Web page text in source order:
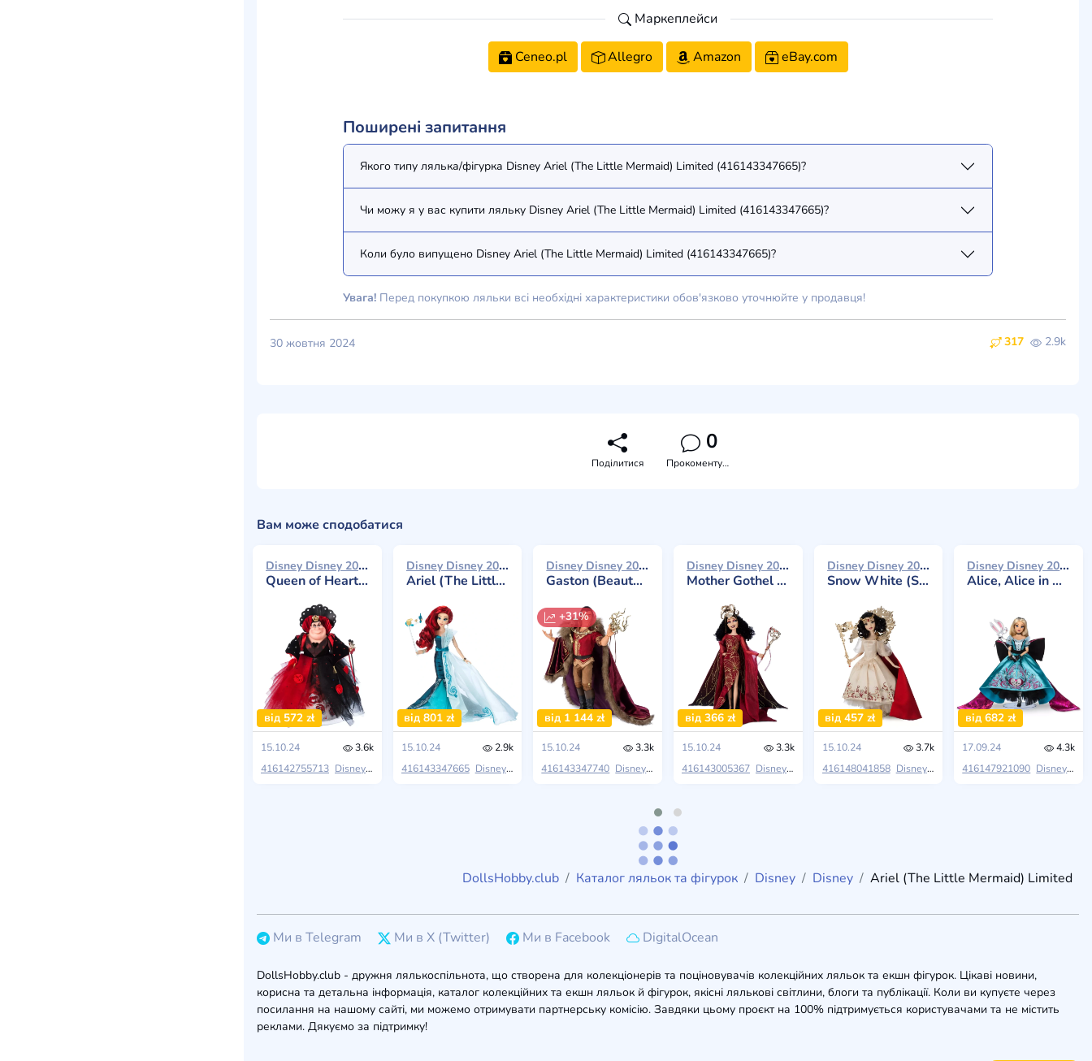
Маркеплейси
Ceneo.pl Allegro Amazon eBay.com
Поширені запитання
Якого типу лялька/фігурка Disney Ariel (The Little Mermaid) Limited (416143347665)?
Чи можу я у вас купити ляльку Disney Ariel (The Little Mermaid) Limited (416143347665)?
Коли було випущено Disney Ariel (The Little Mermaid) Limited (416143347665)?
Увага! Перед покупкою ляльки всі необхідні характеристики обов'язково уточнюйте у продавця!
317 2.9k
30 жовтня 2024
Поділитися
0
Прокоментувати
Вам може сподобатися
Disney Disney 2024
Queen of Hearts (Alice in Wonderland) Limited
від 572 zł
15.10.24
3.6k
416142755713 Disney Disney Midnight Masquerade
Disney Disney 2024
Ariel (The Little Mermaid) Limited
від 801 zł
15.10.24
2.9k
416143347665 Disney Disney Midnight Masquerade
Disney Disney 2024
Gaston (Beauty and the Beast) Limited
+31%
від 1 144 zł
15.10.24
3.3k
416143347740 Disney Disney Midnight Masquerade
Disney Disney 2024
Mother Gothel (Tangled) Limited
від 366 zł
15.10.24
3.3k
416143005367 Disney Disney Midnight Masquerade
Disney Disney 2024
Snow White (Snow White and the Seven Dwarfs) Limited
від 457 zł
15.10.24
3.7k
416148041858 Disney Disney Midnight Masquerade
Disney Disney 2024
Alice, Alice in Wonderland (Limited Edition)
від 682 zł
17.09.24
4.3k
416147921090 Disney
DollsHobby.club Каталог ляльок та фігурок Disney Disney Ariel (The Little Mermaid) Limited
Ми в Telegram Ми в X (Twitter) Ми в Facebook DigitalOcean
DollsHobby.club - дружня лялькоспільнота, що створена для колекціонерів та поціновувачів колекційних ляльок та екшн фігурок. Цікаві новини,
корисна та детальна інформація, каталог колекційних та екшн ляльок й фігурок, якісні лялькові світлини, блоги та публікації. Коли ви купуєте через
посилання на нашому сайті, ми можемо отримувати партнерську комісію. Завдяки цьому проєкт на 100% підтримується користувачами та не містить
реклами. Дякуємо за підтримку!